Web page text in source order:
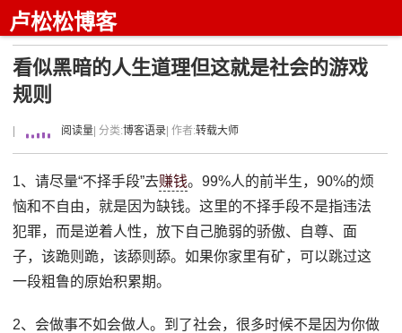
卢松松博客
看似黑暗的人生道理但这就是社会的游戏
规则
阅读量 | 分类:博客语录 | 作者:转载大师
1、请尽量“不择手段”去赚钱。99%人的前半生，90%的烦
恼和不自由，就是因为缺钱。这里的不择手段不是指违法
犯罪，而是逆着人性，放下自己脆弱的骄傲、自尊、面
子，该跪则跪，该舔则舔。如果你家里有矿，可以跳过这
一段粗鲁的原始积累期。
2、会做事不如会做人。到了社会，很多时候不是因为你做